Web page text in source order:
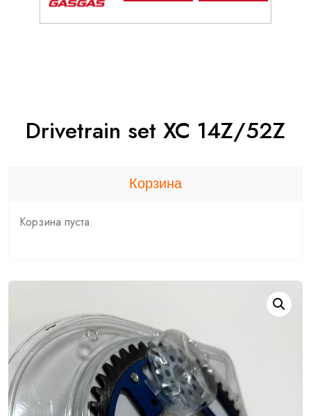
Drivetrain set XC 14Z/52Z
Корзина
Корзина пуста.